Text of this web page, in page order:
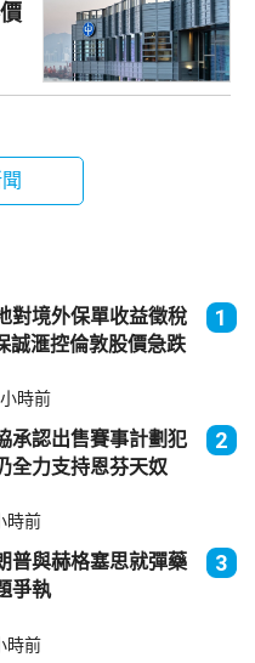
對境外保單收益徵稅
滙控倫敦股價急跌
1
時前
承認出售賽事計劃犯
力支持恩芬天奴
2
時前
普與赫格塞思就彈藥
爭執
3
時前